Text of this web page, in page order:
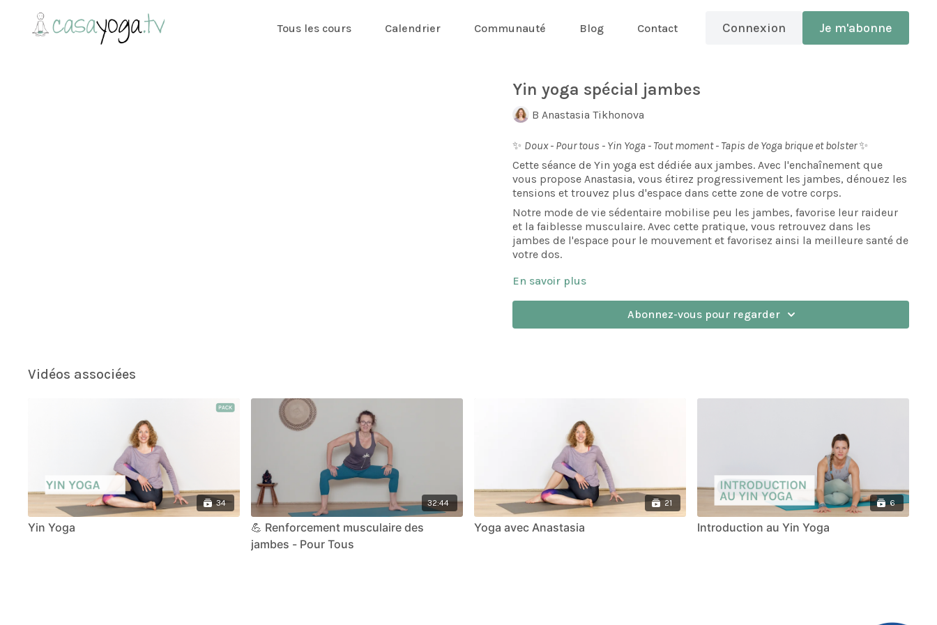
Tous les cours Calendrier Communauté Blog Contact Connexion Je m'abonne
Yin yoga spécial jambes
B Anastasia Tikhonova
✨ Doux - Pour tous - Yin Yoga - Tout moment - Tapis de Yoga brique et bolster✨
Cette séance de Yin yoga est dédiée aux jambes. Avec l'enchaînement que
vous propose Anastasia, vous étirez progressivement les jambes, dénouez les
tensions et trouvez plus d'espace dans cette zone de votre corps.
Notre mode de vie sédentaire mobilise peu les jambes, favorise leur raideur
et la faiblesse musculaire. Avec cette pratique, vous retrouvez dans les
jambes de l'espace pour le mouvement et favorisez ainsi la meilleure santé de
votre dos.
En savoir plus
Abonnez-vous pour regarder
Vidéos associées
34
Yin Yoga
32:44
💪 Renforcement musculaire des
jambes - Pour Tous
21
Yoga avec Anastasia
6
Introduction au Yin Yoga